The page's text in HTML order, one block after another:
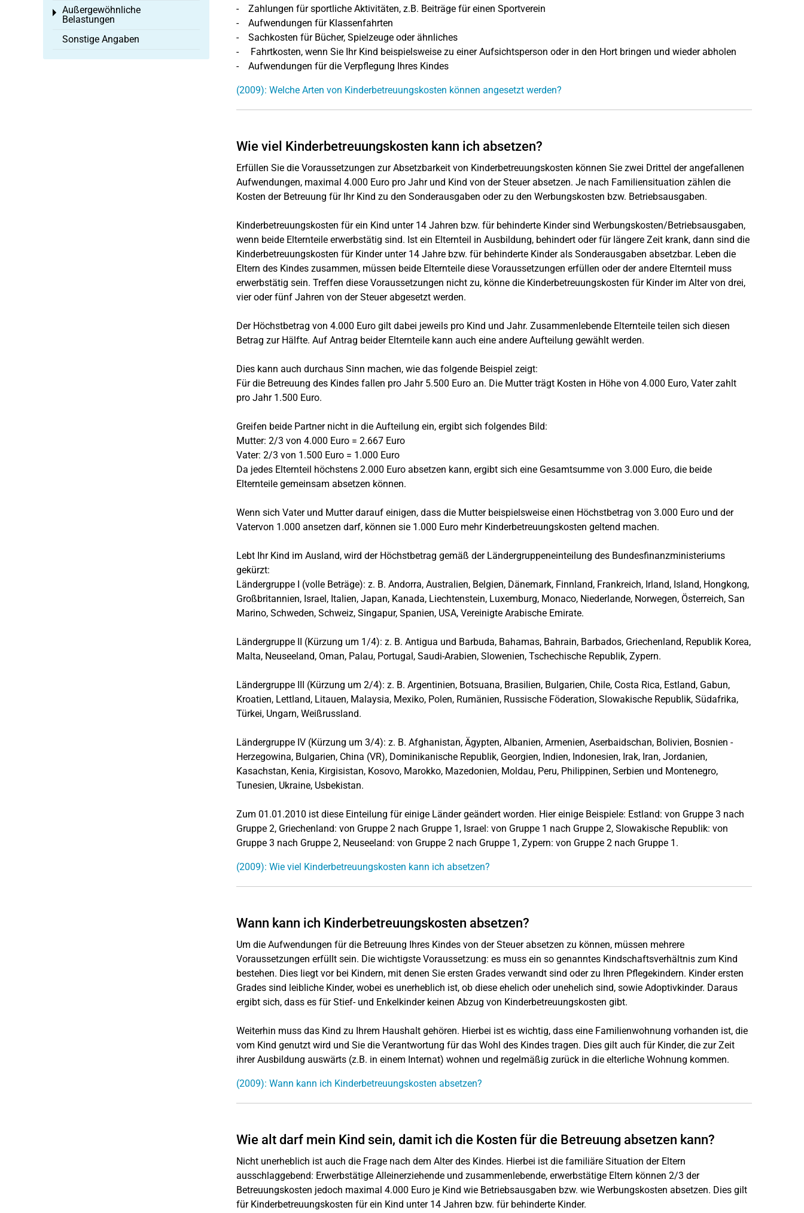
- Zahlungen für sportliche Aktivitäten, z.B. Beiträge für einen Sportverein
- Aufwendungen für Klassenfahrten
- Sachkosten für Bücher, Spielzeuge oder ähnliches
- Fahrtkosten, wenn Sie Ihr Kind beispielsweise zu einer Aufsichtsperson oder in den Hort bringen und wieder abholen
- Aufwendungen für die Verpflegung Ihres Kindes
(2009): Welche Arten von Kinderbetreuungskosten können angesetzt werden?
Wie viel Kinderbetreuungskosten kann ich absetzen?
Erfüllen Sie die Voraussetzungen zur Absetzbarkeit von Kinderbetreuungskosten können Sie zwei Drittel der angefallenen
Aufwendungen, maximal 4.000 Euro pro Jahr und Kind von der Steuer absetzen. Je nach Familiensituation zählen die
Kosten der Betreuung für Ihr Kind zu den Sonderausgaben oder zu den Werbungskosten bzw. Betriebsausgaben.
Kinderbetreuungskosten für ein Kind unter 14 Jahren bzw. für behinderte Kinder sind Werbungskosten/Betriebsausgaben,
wenn beide Elternteile erwerbstätig sind. Ist ein Elternteil in Ausbildung, behindert oder für längere Zeit krank, dann sind die
Kinderbetreuungskosten für Kinder unter 14 Jahre bzw. für behinderte Kinder als Sonderausgaben absetzbar. Leben die
Eltern des Kindes zusammen, müssen beide Elternteile diese Voraussetzungen erfüllen oder der andere Elternteil muss
erwerbstätig sein. Treffen diese Voraussetzungen nicht zu, könne die Kinderbetreuungskosten für Kinder im Alter von drei,
vier oder fünf Jahren von der Steuer abgesetzt werden.
Der Höchstbetrag von 4.000 Euro gilt dabei jeweils pro Kind und Jahr. Zusammenlebende Elternteile teilen sich diesen
Betrag zur Hälfte. Auf Antrag beider Elternteile kann auch eine andere Aufteilung gewählt werden.
Dies kann auch durchaus Sinn machen, wie das folgende Beispiel zeigt:
Für die Betreuung des Kindes fallen pro Jahr 5.500 Euro an. Die Mutter trägt Kosten in Höhe von 4.000 Euro, Vater zahlt
pro Jahr 1.500 Euro.
Greifen beide Partner nicht in die Aufteilung ein, ergibt sich folgendes Bild:
Mutter: 2/3 von 4.000 Euro = 2.667 Euro
Vater: 2/3 von 1.500 Euro = 1.000 Euro
Da jedes Elternteil höchstens 2.000 Euro absetzen kann, ergibt sich eine Gesamtsumme von 3.000 Euro, die beide
Elternteile gemeinsam absetzen können.
Wenn sich Vater und Mutter darauf einigen, dass die Mutter beispielsweise einen Höchstbetrag von 3.000 Euro und der
Vatervon 1.000 ansetzen darf, können sie 1.000 Euro mehr Kinderbetreuungskosten geltend machen.
Lebt Ihr Kind im Ausland, wird der Höchstbetrag gemäß der Ländergruppeneinteilung des Bundesfinanzministeriums
gekürzt:
Ländergruppe I (volle Beträge): z. B. Andorra, Australien, Belgien, Dänemark, Finnland, Frankreich, Irland, Island, Hongkong,
Großbritannien, Israel, Italien, Japan, Kanada, Liechtenstein, Luxemburg, Monaco, Niederlande, Norwegen, Österreich, San
Marino, Schweden, Schweiz, Singapur, Spanien, USA, Vereinigte Arabische Emirate.
Ländergruppe II (Kürzung um 1/4): z. B. Antigua und Barbuda, Bahamas, Bahrain, Barbados, Griechenland, Republik Korea,
Malta, Neuseeland, Oman, Palau, Portugal, Saudi-Arabien, Slowenien, Tschechische Republik, Zypern.
Ländergruppe III (Kürzung um 2/4): z. B. Argentinien, Botsuana, Brasilien, Bulgarien, Chile, Costa Rica, Estland, Gabun,
Kroatien, Lettland, Litauen, Malaysia, Mexiko, Polen, Rumänien, Russische Föderation, Slowakische Republik, Südafrika,
Türkei, Ungarn, Weißrussland.
Ländergruppe IV (Kürzung um 3/4): z. B. Afghanistan, Ägypten, Albanien, Armenien, Aserbaidschan, Bolivien, Bosnien -
Herzegowina, Bulgarien, China (VR), Dominikanische Republik, Georgien, Indien, Indonesien, Irak, Iran, Jordanien,
Kasachstan, Kenia, Kirgisistan, Kosovo, Marokko, Mazedonien, Moldau, Peru, Philippinen, Serbien und Montenegro,
Tunesien, Ukraine, Usbekistan.
Zum 01.01.2010 ist diese Einteilung für einige Länder geändert worden. Hier einige Beispiele: Estland: von Gruppe 3 nach
Gruppe 2, Griechenland: von Gruppe 2 nach Gruppe 1, Israel: von Gruppe 1 nach Gruppe 2, Slowakische Republik: von
Gruppe 3 nach Gruppe 2, Neuseeland: von Gruppe 2 nach Gruppe 1, Zypern: von Gruppe 2 nach Gruppe 1.
(2009): Wie viel Kinderbetreuungskosten kann ich absetzen?
Wann kann ich Kinderbetreuungskosten absetzen?
Um die Aufwendungen für die Betreuung Ihres Kindes von der Steuer absetzen zu können, müssen mehrere
Voraussetzungen erfüllt sein. Die wichtigste Voraussetzung: es muss ein so genanntes Kindschaftsverhältnis zum Kind
bestehen. Dies liegt vor bei Kindern, mit denen Sie ersten Grades verwandt sind oder zu Ihren Pflegekindern. Kinder ersten
Grades sind leibliche Kinder, wobei es unerheblich ist, ob diese ehelich oder unehelich sind, sowie Adoptivkinder. Daraus
ergibt sich, dass es für Stief- und Enkelkinder keinen Abzug von Kinderbetreuungskosten gibt.
Weiterhin muss das Kind zu Ihrem Haushalt gehören. Hierbei ist es wichtig, dass eine Familienwohnung vorhanden ist, die
vom Kind genutzt wird und Sie die Verantwortung für das Wohl des Kindes tragen. Dies gilt auch für Kinder, die zur Zeit
ihrer Ausbildung auswärts (z.B. in einem Internat) wohnen und regelmäßig zurück in die elterliche Wohnung kommen.
(2009): Wann kann ich Kinderbetreuungskosten absetzen?
Wie alt darf mein Kind sein, damit ich die Kosten für die Betreuung absetzen kann?
Nicht unerheblich ist auch die Frage nach dem Alter des Kindes. Hierbei ist die familiäre Situation der Eltern
ausschlaggebend: Erwerbstätige Alleinerziehende und zusammenlebende, erwerbstätige Eltern können 2/3 der
Betreuungskosten jedoch maximal 4.000 Euro je Kind wie Betriebsausgaben bzw. wie Werbungskosten absetzen. Dies gilt
für Kinderbetreuungskosten für ein Kind unter 14 Jahren bzw. für behinderte Kinder.
Außergewöhnliche
Belastungen
Toggle menu
Sonstige Angaben